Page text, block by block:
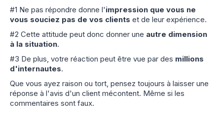
#1 Ne pas répondre donne l'impression que vous ne
vous souciez pas de vos clients et de leur expérience.
#2 Cette attitude peut donc donner une autre dimension
à la situation.
#3 De plus, votre réaction peut être vue par des millions
d'internautes.
Que vous ayez raison ou tort, pensez toujours à laisser une
réponse à l'avis d'un client mécontent. Même si les
commentaires sont faux.